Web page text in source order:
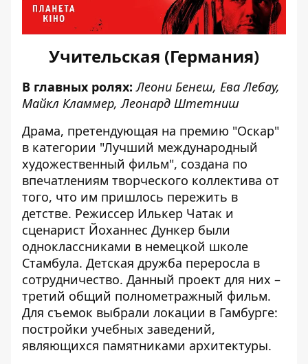
Учительская (Германия)
В главных ролях:Леони Бенеш, Ева Лебау,
Майкл Кламмер, Леонард Штетниш
Драма, претендующая на премию "Оскар"
в категории "Лучший международный
художественный фильм", создана по
впечатлениям творческого коллектива от
того, что им пришлось пережить в
детстве. Режиссер Илькер Чатак и
сценарист Йоханнес Дункер были
одноклассниками в немецкой школе
Стамбула. Детская дружба переросла в
сотрудничество. Данный проект для них –
третий общий полнометражный фильм.
Для съемок выбрали локации в Гамбурге:
постройки учебных заведений,
являющихся памятниками архитектуры.